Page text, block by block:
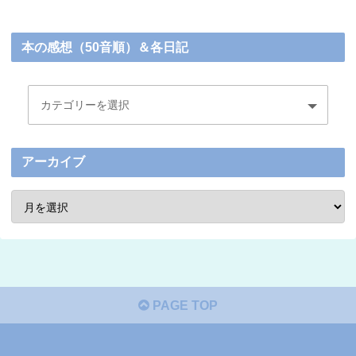
本の感想（50音順）＆各日記
アーカイブ
PAGE TOP